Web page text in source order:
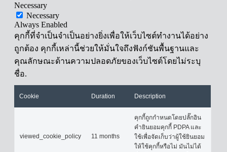
Necessary
Necessary
Always Enabled
คุกกี้ที่จำเป็นจำเป็นอย่างยิ่งเพื่อให้เว็บไซต์ทำงานได้อย่าง
ถูกต้อง คุกกี้เหล่านี้ช่วยให้มั่นใจถึงฟังก์ชันพื้นฐานและ
คุณลักษณะด้านความปลอดภัยของเว็บไซต์โดยไม่ระบุ
ชื่อ.
Cookie Duration Description
viewed_cookie_policy 11 months
คุกกี้ถูกกำหนดโดยปลั๊กอิน
คำยินยอมคุกกี้ PDPA และ
ใช้เพื่อจัดเก็บว่าผู้ใช้ยินยอม
ให้ใช้คุกกี้หรือไม่ มันไม่ได้